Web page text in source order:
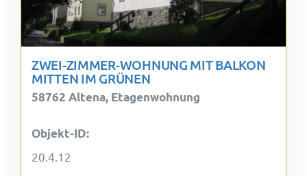
ZWEI-ZIMMER-WOHNUNG MIT BALKON
MITTEN IM GRÜNEN
58762 Altena, Etagenwohnung
Objekt-ID:
20.4.12